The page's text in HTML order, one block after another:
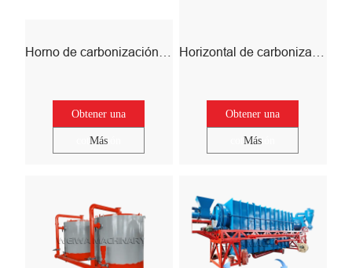
Obtener una
cotización
Más
Obtener una
cotización
Más